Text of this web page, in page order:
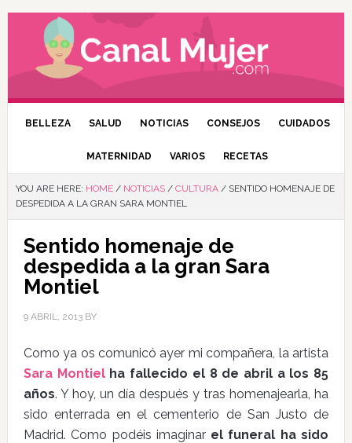
BELLEZA SALUD NOTICIAS CONSEJOS CUIDADOS
MATERNIDAD VARIOS RECETAS
YOU ARE HERE: HOME / NOTICIAS / CULTURA /SENTIDO HOMENAJE DE
DESPEDIDA A LA GRAN SARA MONTIEL
Sentido homenaje de
despedida a la gran Sara
Montiel
9 ABRIL, 2013BY
Como ya os comunicó ayer mi compañera, la artista
Sara Montielha fallecido el 8 de abril a los 85
años. Y hoy, un día después y tras homenajearla, ha
sido enterrada en el cementerio de San Justo de
Madrid. Como podéis imaginar el funeral ha sido